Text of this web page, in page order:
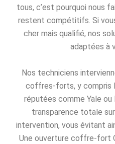
tous, c’est pourquoi nous
restent compétitifs. Si
cher mais qualifié, nos
adaptées à
Nos techniciens
coffres-forts, y compris
réputées comme Yale
transparence totale
intervention, vous évitant
Une ouverture coffre-fort